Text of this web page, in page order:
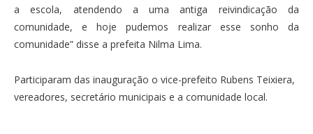
a escola, atendendo a uma antiga reivindicação da
comunidade, e hoje pudemos realizar esse sonho da
comunidade” disse a prefeita Nilma Lima.
Participaram das inauguração o vice-prefeito Rubens Teixiera,
vereadores, secretário municipais e a comunidade local.